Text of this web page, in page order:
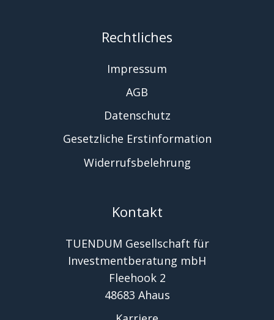
Rechtliches
Impressum
AGB
Datenschutz
Gesetzliche Erstinformation
Widerrufsbelehrung
Kontakt
TUENDUM Gesellschaft für
Investmentberatung mbH
Fleehook 2
48683 Ahaus